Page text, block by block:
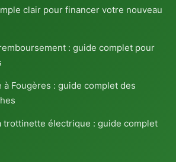
clair pour financer votre nouveau
: guide complet pour
à Fougères : guide complet des
trottinette électrique : guide complet